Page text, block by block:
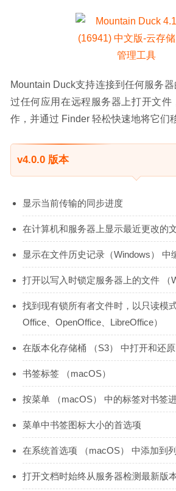
Mountain Duck支持连接到任何服务
过任何应用在远程服务器上打开文件
作，并通过 Finder 轻松快速地将它们
v4.0.0 版本
显示当前传输的同步进度
在计算机和服务器上显示最近更改的
显示在文件历史记录（Windows） 中
打开以写入时锁定服务器上的文件 （
找到现有锁所有者文件时，以只读模
Office、OpenOffice、LibreOffice）
在版本化存储桶 （S3） 中打开和还
书签标签 （macOS）
按菜单 （macOS） 中的标签对书签
菜单中书签图标大小的首选项
在系统首选项 （macOS） 中添加到
打开文档时始终从服务器检测最新版